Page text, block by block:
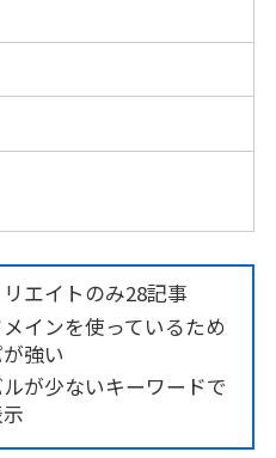
エイトのみ28記事
インを使っているため
強い
が少ないキーワードで